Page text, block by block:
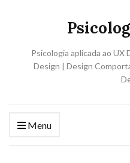
Psicologia aplicada ao
Design | Design
Menu